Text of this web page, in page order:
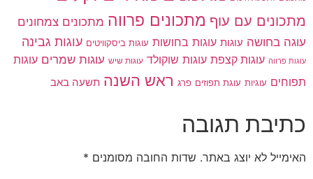
מתכונים עם עוף מתכונים פרווה מתכונים צמחונים
עוגה בחושה עוגות עוגות בחושות עוגות ביסקוויטים עוגות גבינה
עוגות פרווה עוגות קצפת עוגות שוקולד עוגות שיש עוגות שמרים עוגות
תפוחים עוגיות עוגת תפוזים פרג ראש השנה תשעה באב
כתיבת תגובה
האימייל לא יוצג באתר. שדות החובה מסומנים *